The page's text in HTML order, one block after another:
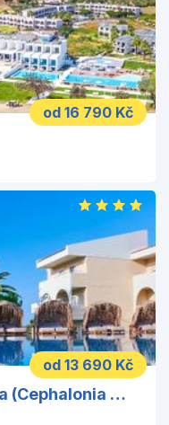
od 16 790 Kč
od 13 690 Kč
Hotel Argile Resort & Spa (Cephalonia Palace)